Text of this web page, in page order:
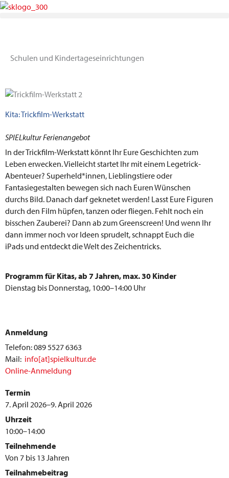
Zum
Schulen und Kindertageseinrichtungen
Kita: Trickfilm-Werkstatt
SPIELkultur Ferienangebot
In der Trickfilm-Werkstatt könnt Ihr Eure Geschichten zum
Leben erwecken. Vielleicht startet Ihr mit einem Legetrick-
Abenteuer? Superheld*innen, Lieblingstiere oder
Fantasiegestalten bewegen sich nach Euren Wünschen
durchs Bild. Danach darf geknetet werden! Lasst Eure Figuren
durch den Film hüpfen, tanzen oder fliegen. Fehlt noch ein
bisschen Zauberei? Dann ab zum Greenscreen! Und wenn Ihr
dann immer noch vor Ideen sprudelt, schnappt Euch die
iPads und entdeckt die Welt des Zeichentricks.
Programm für Kitas, ab 7 Jahren, max. 30 Kinder
Dienstag bis Donnerstag, 10:00–14:00 Uhr
Anmeldung
Telefon: 089 5527 6363
Mail: info[at]spielkultur.de
Online-Anmeldung
Termin
7. April 2026–9. April 2026
Uhrzeit
10:00–14:00
Teilnehmende
Von 7 bis 13 Jahren
Teilnahmebeitrag